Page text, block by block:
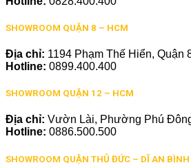
SHOWROOM QUẬN 8 – HCM
Địa chỉ: 1194 Phạm Thế Hiển, Quận
Hotline: 0899.400.400
SHOWROOM QUẬN 12 – HCM
Địa chỉ: Vườn Lài, Phường Phú
Hotline: 0886.500.500
SHOWROOM QUẬN THỦ ĐỨC – DĨ AN BÌNH